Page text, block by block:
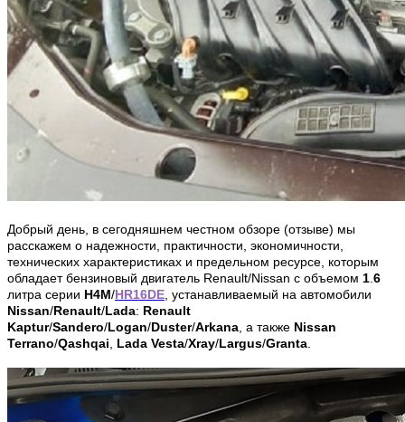
Добрый день, в сегодняшнем честном обзоре (отзыве) мы
расскажем о надежности, практичности, экономичности,
технических характеристиках и предельном ресурсе, которым
обладает бензиновый двигатель Renault/Nissan с объемом 1 6
литра серии H4M/HR16DE , устанавливаемый на автомобили
Nissan/Renault/Lada: Renault
Kaptur/Sandero/Logan/Duster/Arkana , а также Nissan
Terrano/Qashqai Lada Vesta/Xray/Largus/Granta